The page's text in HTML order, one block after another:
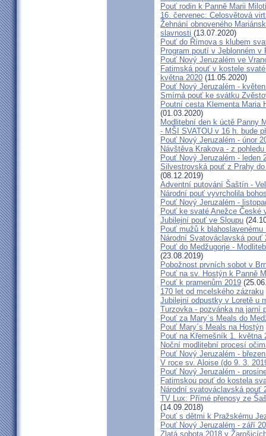
Pouť rodin k Panně Marii
16. červenec: Celosvětová
Žehnání obnoveného
slavnosti (13.07.2020)
Pouť do Římova s klubem
Program poutí v Jeblonném v
Pouť Nový Jeruzalém ve
Fatimská pouť v kostele
května 2020 (11.05.2020)
Pouť Nový Jeruzalém -
Smírná pouť ke svátku
Poutní cesta Klementa Maria
(01.03.2020)
Modlitební den k úctě Panny
- MŠI SVATOU v 16 h. bude
Pouť Nový Jeruzalém - únor
Návštěva Krakova - z
Pouť Nový Jeruzalém - leden
Silvestrovská pouť z Prahy
(08.12.2019)
Adventní putování Šaštín -
Národní pouť vyvrcholila
Pouť Nový Jeruzalém -
Pouť ke svaté Anežce České
Jubilejní pouť ve Sloupu
Pouť mužů k
Národní Svatováclavská pouť
Pouť do Medžugorje -
(23.08.2019)
Pobožnost prvních sobot v
Pouť na sv. Hostýn k Panně
Pouť k pramenům 2019
170 let od mcelského zázraku
Jubilejní odpustky v Loretě u
Turzovka - pozvánka na jarní
Pouť za Mary´s Meals do
Pouť Mary´s Meals na Hostýn
Pouť na Křemešník 1. května
Noční modlitební procesí
Pouť Nový Jeruzalém -
V roce sv. Aloise (do 9. 3.
Pouť Nový Jeruzalém -
Fatimskou pouť do kostela
Národní svatováclavská pouť
TV Lux: Přímé přenosy ze
(14.09.2018)
Pouť s dětmi k Pražskému
Pouť Nový Jeruzalém - září
Zlatá sobota 2018 v